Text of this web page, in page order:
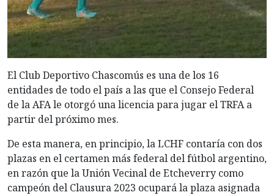
El Club Deportivo Chascomús es una de los 16
entidades de todo el país a las que el Consejo Federal
de la AFA le otorgó una licencia para jugar el TRFA a
partir del próximo mes.
De esta manera, en principio, la LCHF contaría con dos
plazas en el certamen más federal del fútbol argentino,
en razón que la Unión Vecinal de Etcheverry como
campeón del Clausura 2023 ocupará la plaza asignada